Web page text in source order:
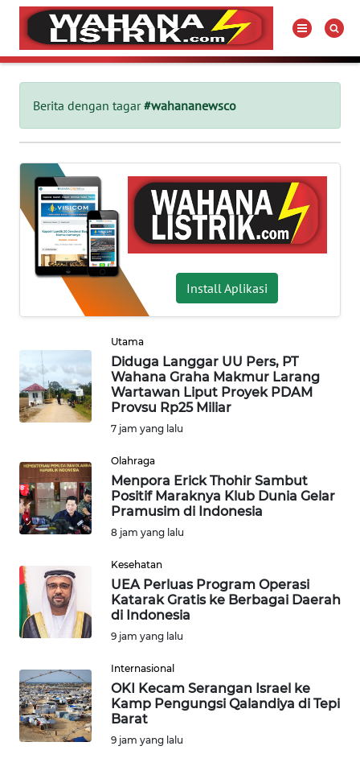
Berita dengan tagar#wahananewsco
Install Aplikasi
Utama
Diduga Langgar UU Pers, PT
Wahana Graha Makmur Larang
Wartawan Liput Proyek PDAM
Provsu Rp25 Miliar
7 jam yang lalu
Olahraga
Menpora Erick Thohir Sambut
Positif Maraknya Klub Dunia Gelar
Pramusim di Indonesia
8 jam yang lalu
Kesehatan
UEA Perluas Program Operasi
Katarak Gratis ke Berbagai Daerah
di Indonesia
9 jam yang lalu
Internasional
OKI Kecam Serangan Israel ke
Kamp Pengungsi Qalandiya di Tepi
Barat
9 jam yang lalu
Tutup
BERITA
LISTRIK
PRODUK
LISTRIK
HUKUM
LISTRIK
LISTRIK
SERBA-
SERBI
Informasi
INDEKS
BERITA
KAMI
INFO
IKLAN
TENTANG
KAMI
PEDOMAN